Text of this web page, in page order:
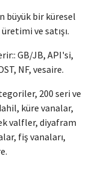
büyük bir küresel
ve satışı.
GB/JB, API'si,
NF, vesaire.
200 seri ve
küre vanalar,
valfler, diyafram
fiş vanaları,